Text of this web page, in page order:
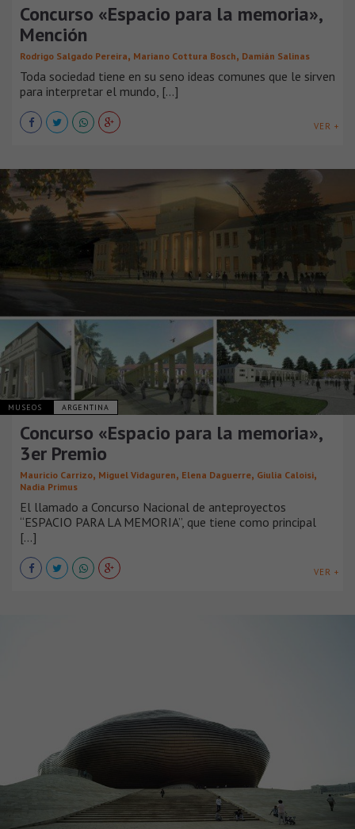
Concurso «Espacio para la memoria»,
Mención
Rodrigo Salgado Pereira, Mariano Cottura Bosch, Damián Salinas
Toda sociedad tiene en su seno ideas comunes que le sirven
para interpretar el mundo, [...]
VER +
MUSEOS ARGENTINA
Concurso «Espacio para la memoria»,
3er Premio
Mauricio Carrizo, Miguel Vidaguren, Elena Daguerre, Giulia Caloisi,
Nadia Primus
El llamado a Concurso Nacional de anteproyectos
“ESPACIO PARA LA MEMORIA”, que tiene como principal
[...]
VER +